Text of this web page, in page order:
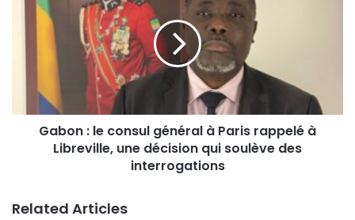
Gabon : le consul général à Paris rappelé à
Libreville, une décision qui soulève des
interrogations
Related Articles